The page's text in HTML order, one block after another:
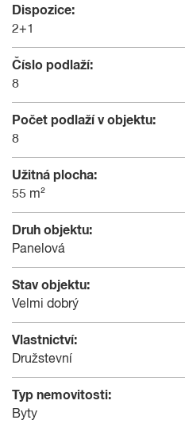
Dispozice:
2+1
Číslo podlaží:
8
Počet podlaží v objektu:
8
Užitná plocha:
55 m²
Druh objektu:
Panelová
Stav objektu:
Velmi dobrý
Vlastnictví:
Družstevní
Typ nemovitosti:
Byty